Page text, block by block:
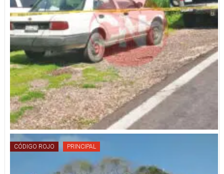
CÓDIGO ROJO PRINCIPAL